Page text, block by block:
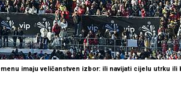
imaju veličanstven izbor: ili navijati cijelu utrku ili